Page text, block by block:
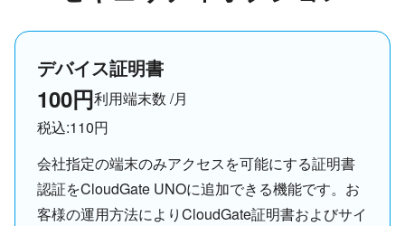
デバイス証明書
100円利用端末数 /月
税込:110円
会社指定の端末のみアクセスを可能にする証明書
認証をCloudGate UNOに追加できる機能です。お
客様の運用方法によりCloudGate証明書およびサイ